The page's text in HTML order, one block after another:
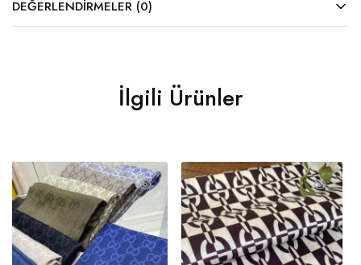
DEĞERLENDIRMELER (0)
İlgili Ürünler